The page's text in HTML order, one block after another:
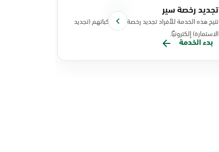
تجديد رخصة سير
تتيح هذه الخدمة للأفراد تجديد رخصة سير مركباتهم (تجديد
الاستمارة) إلكترونيًا.
بدء الخدمة